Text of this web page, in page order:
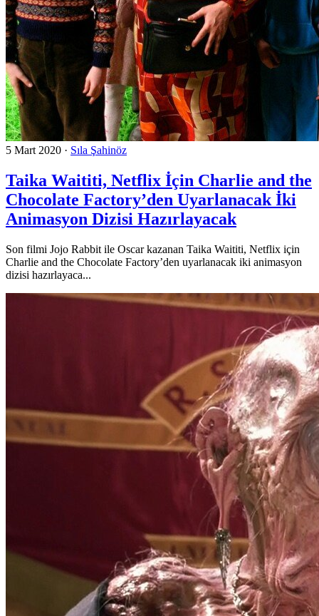
5 Mart 2020 · Sıla Şahinöz
Taika Waititi, Netflix İçin Charlie and the
Chocolate Factory’den Uyarlanacak İki
Animasyon Dizisi Hazırlayacak
Son filmi Jojo Rabbit ile Oscar kazanan Taika Waititi, Netflix için
Charlie and the Chocolate Factory’den uyarlanacak iki animasyon
dizisi hazırlayaca...